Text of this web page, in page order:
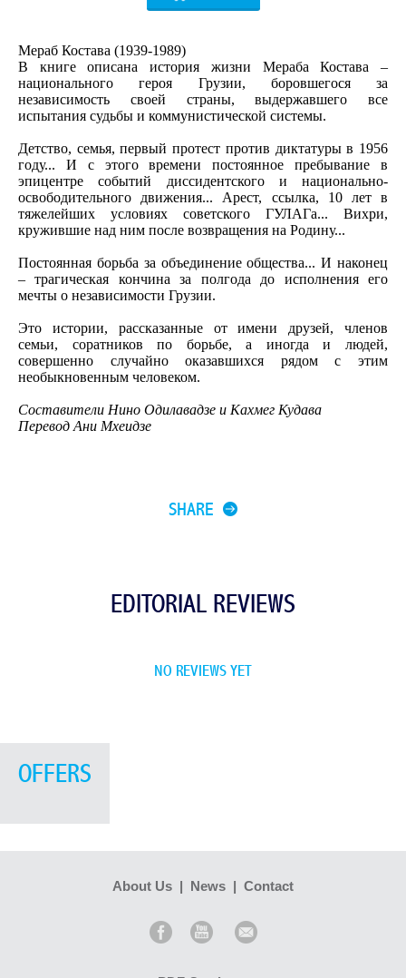
Мераб Костава (1939-1989)
В книге описана история жизни Мераба Костава –
национального героя Грузии, боровшегося за
независимость своей страны, выдержавшего все
испытания судьбы и коммунистической системы.
Детство, семья, первый протест против диктатуры в 1956
году... И с этого времени постоянное пребывание в
эпицентре событий диссидентского и национально-
освободительного движения... Арест, ссылка, 10 лет в
тяжелейших условиях советского ГУЛАГа... Вихри,
кружившие над ним после возвращения на Родину...
Постоянная борьба за объединение общества... И наконец
– трагическая кончина за полгода до исполнения его
мечты о независимости Грузии.
Это истории, рассказанные от имени друзей, членов
семьи, соратников по борьбе, а иногда и людей,
совершенно случайно оказавшихся рядом с этим
необыкновенным человеком.
Составители Нино Одилавадзе и Кахмег Кудава
Перевод Ани Мхеидзе
SHARE
EDITORIAL REVIEWS
NO REVIEWS YET
OFFERS
About Us | News | Contact